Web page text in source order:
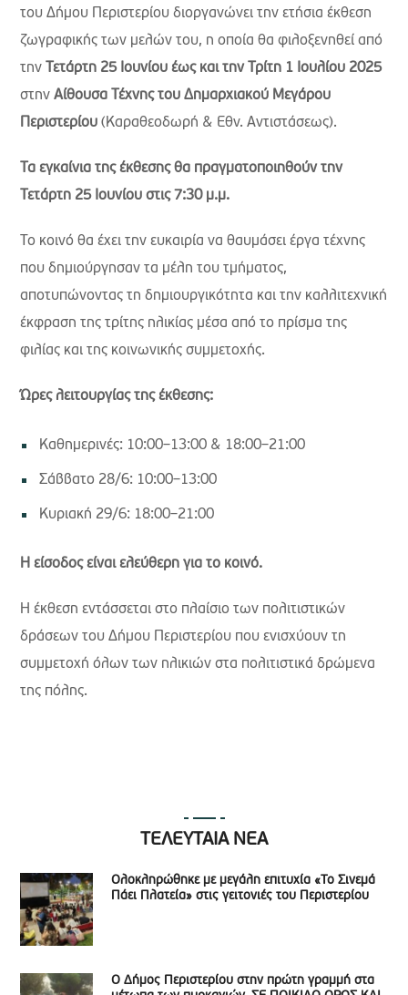
του Δήμου Περιστερίου διοργανώνει την ετήσια έκθεση
ζωγραφικής των μελών του, η οποία θα φιλοξενηθεί από
την
Τετάρτη 25 Ιουνίου έως και την Τρίτη 1 Ιουλίου 2025
στηνΑίθουσα Τέχνης του Δημαρχιακού Μεγάρου
Περιστερίου (Καραθεοδωρή & Εθν. Αντιστάσεως).
Τα εγκαίνια της έκθεσης θα πραγματοποιηθούν την
Τετάρτη 25 Ιουνίου στις 7:30 μ.μ.
Το κοινό θα έχει την ευκαιρία να θαυμάσει έργα τέχνης
που δημιούργησαν τα μέλη του τμήματος,
αποτυπώνοντας τη δημιουργικότητα και την καλλιτεχνική
έκφραση της τρίτης ηλικίας μέσα από το πρίσμα της
φιλίας και της κοινωνικής συμμετοχής.
Ώρες λειτουργίας της έκθεσης:
Καθημερινές: 10:00–13:00 & 18:00–21:00
Σάββατο 28/6: 10:00–13:00
Κυριακή 29/6: 18:00–21:00
Η είσοδος είναι ελεύθερη για το κοινό.
Η έκθεση εντάσσεται στο πλαίσιο των πολιτιστικών
δράσεων του Δήμου Περιστερίου που ενισχύουν τη
συμμετοχή όλων των ηλικιών στα πολιτιστικά δρώμενα
της πόλης.
ΤΕΛΕΥΤΑΙΑ ΝΕΑ
Ολοκληρώθηκε με μεγάλη επιτυχία «Το Σινεμά
Πάει Πλατεία» στις γειτονιές του Περιστερίου
Ο Δήμος Περιστερίου στην πρώτη γραμμή στα